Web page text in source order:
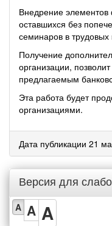
Внедрение элементов
оставшихся без
семинаров в
Получение
организации,
предлагаемым
Эта работа будет
организациями.
Дата публикации 21
Версия для
A A A